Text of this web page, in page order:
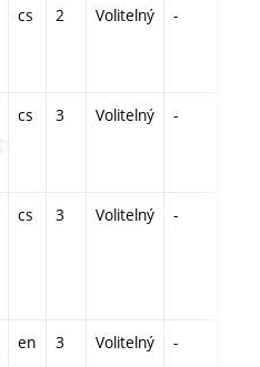
cs 2 Volitelný -
cs 3 Volitelný -
cs 3 Volitelný -
en 3 Volitelný -